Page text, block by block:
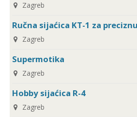
Zagreb
Ručna sijaćica KT-1 za
Zagreb
Supermotika
Zagreb
Hobby sijaćica R-4
Zagreb